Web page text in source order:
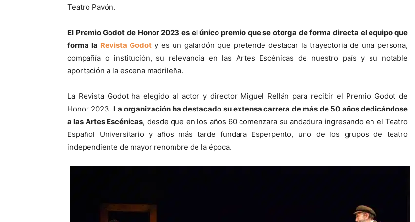
Teatro Pavón.
El Premio Godot de Honor 2023 es el único premio que se otorga de forma directa el equipo que
forma la Revista Godot y es un galardón que pretende destacar la trayectoria de una persona,
compañía o institución, su relevancia en las Artes Escénicas de nuestro país y su notable
aportación a la escena madrileña.
La Revista Godot ha elegido al actor y director Miguel Rellán para recibir el Premio Godot de
Honor 2023. La organización ha destacado su extensa carrera de más de 50 años dedicándose
a las Artes Escénicas, desde que en los años 60 comenzara su andadura ingresando en el Teatro
Español Universitario y años más tarde fundara Esperpento, uno de los grupos de teatro
independiente de mayor renombre de la época.